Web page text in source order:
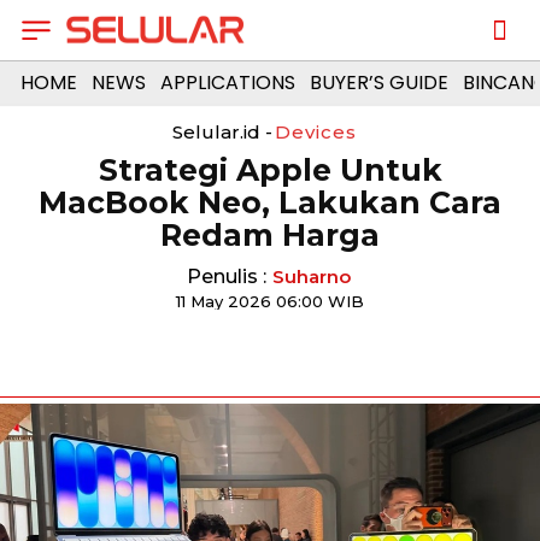
HOME NEWS APPLICATIONS BUYER’S GUIDE
Selular.id - Devices
Strategi Apple Untuk
MacBook Neo, Lakukan Cara
Redam Harga
Penulis : Suharno
11 May 2026 06:00 WIB